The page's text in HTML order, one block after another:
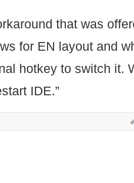
that was
for EN layout and
hotkey to switch it.
IDE.”